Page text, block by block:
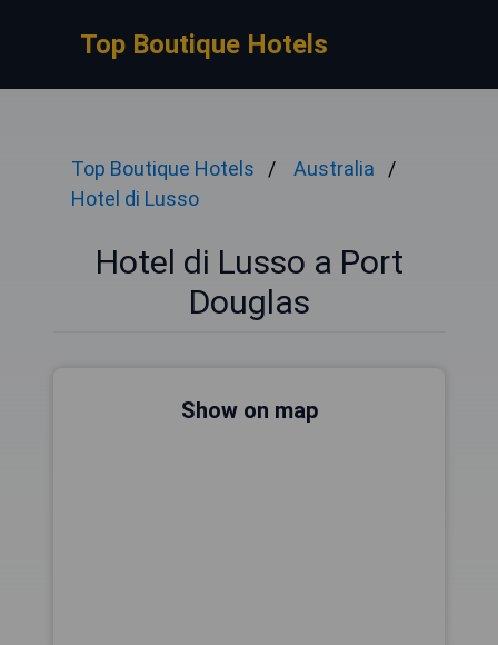
Top Boutique Hotels
Top Boutique Hotels
Australia
Hotel di Lusso
Hotel di Lusso a Port
Douglas
Show on map